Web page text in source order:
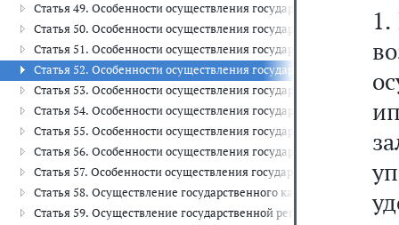
Статья 49. Особенности осуществления государственной
Статья 50. Особенности осуществления государственной
Статья 51. Особенности осуществления государственной
Статья 52. Особенности осуществления государственной
Статья 53. Особенности осуществления государственной
Статья 54. Особенности осуществления государственной
Статья 55. Особенности осуществления государственной
Статья 56. Особенности осуществления государственной
Статья 57. Особенности осуществления государственной
Статья 58. Осуществление государственного кадастрового
Статья 59. Осуществление государственной регистрации прав